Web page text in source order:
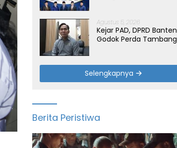
Agustus 5, 2026
Kejar PAD, DPRD Banten
Godok Perda Tambang
Selengkapnya
Berita Peristiwa